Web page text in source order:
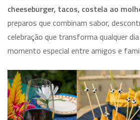
cheeseburger, tacos, costela ao
preparos que combinam sabor,
celebração que transforma qualquer
momento especial entre amigos e